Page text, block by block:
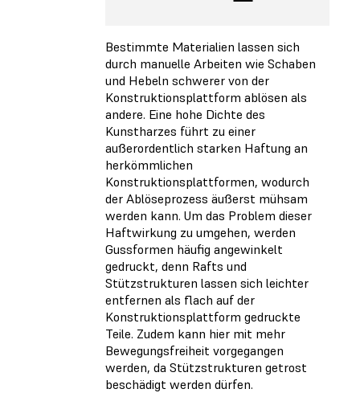
Bestimmte Materialien lassen sich
durch manuelle Arbeiten wie Schaben
und Hebeln schwerer von der
Konstruktionsplattform ablösen als
andere. Eine hohe Dichte des
Kunstharzes führt zu einer
außerordentlich starken Haftung an
herkömmlichen
Konstruktionsplattformen, wodurch
der Ablöseprozess äußerst mühsam
werden kann. Um das Problem dieser
Haftwirkung zu umgehen, werden
Gussformen häufig angewinkelt
gedruckt, denn Rafts und
Stützstrukturen lassen sich leichter
entfernen als flach auf der
Konstruktionsplattform gedruckte
Teile. Zudem kann hier mit mehr
Bewegungsfreiheit vorgegangen
werden, da Stützstrukturen getrost
beschädigt werden dürfen.